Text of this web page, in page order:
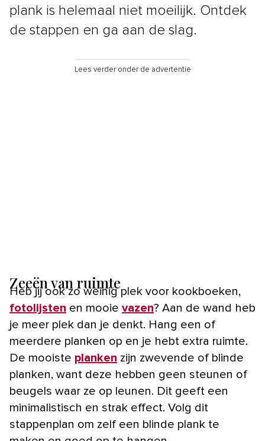
plank is helemaal niet moeilijk. Ontdek
de stappen en ga aan de slag.
Lees verder onder de advertentie
Zeeën van ruimte
Heb jij ook zo weinig plek voor kookboeken,
fotolijsten en mooie vazen? Aan de wand heb
je meer plek dan je denkt. Hang een of
meerdere planken op en je hebt extra ruimte.
De mooiste planken zijn zwevende of blinde
planken, want deze hebben geen steunen of
beugels waar ze op leunen. Dit geeft een
minimalistisch en strak effect. Volg dit
stappenplan om zelf een blinde plank te